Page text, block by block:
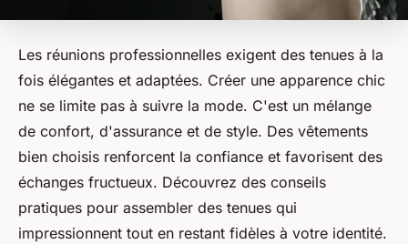
Les réunions professionnelles exigent des tenues à la
fois élégantes et adaptées. Créer une apparence chic
ne se limite pas à suivre la mode. C'est un mélange
de confort, d'assurance et de style. Des vêtements
bien choisis renforcent la confiance et favorisent des
échanges fructueux. Découvrez des conseils
pratiques pour assembler des tenues qui
impressionnent tout en restant fidèles à votre identité.